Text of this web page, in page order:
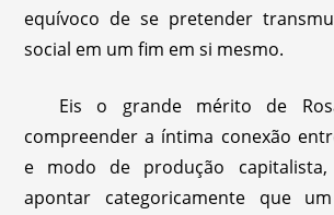
equívoco de se pretender
social em um fim em si mesmo.
Eis o grande mérito de
compreender a íntima conexão
e modo de produção
apontar categoricamente que